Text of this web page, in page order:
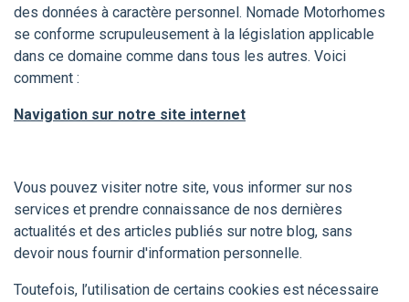
des données à caractère personnel. Nomade Motorhomes
se conforme scrupuleusement à la législation applicable
dans ce domaine comme dans tous les autres. Voici
comment :
Navigation sur notre site internet
Vous pouvez visiter notre site, vous informer sur nos
services et prendre connaissance de nos dernières
actualités et des articles publiés sur notre blog, sans
devoir nous fournir d'information personnelle.
Toutefois, l’utilisation de certains cookies est nécessaire